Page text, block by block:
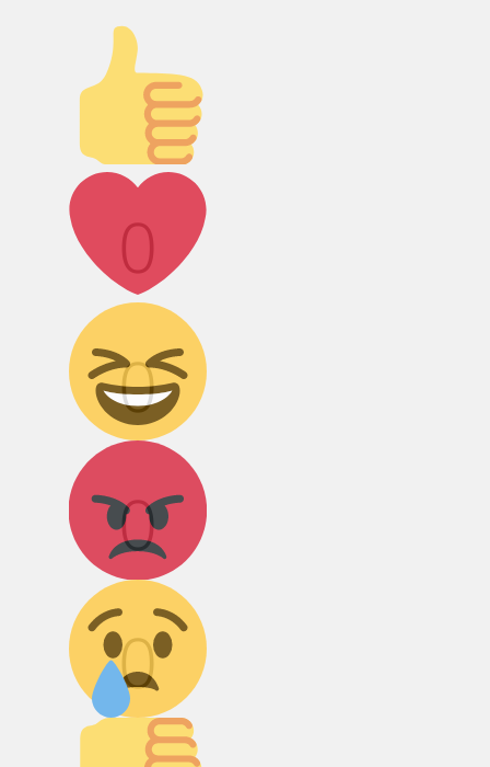
Палец вверх!
0
Лайк!
0
Дикий смех!
0
Агрессия!
0
Грусть :(
Палец вниз!